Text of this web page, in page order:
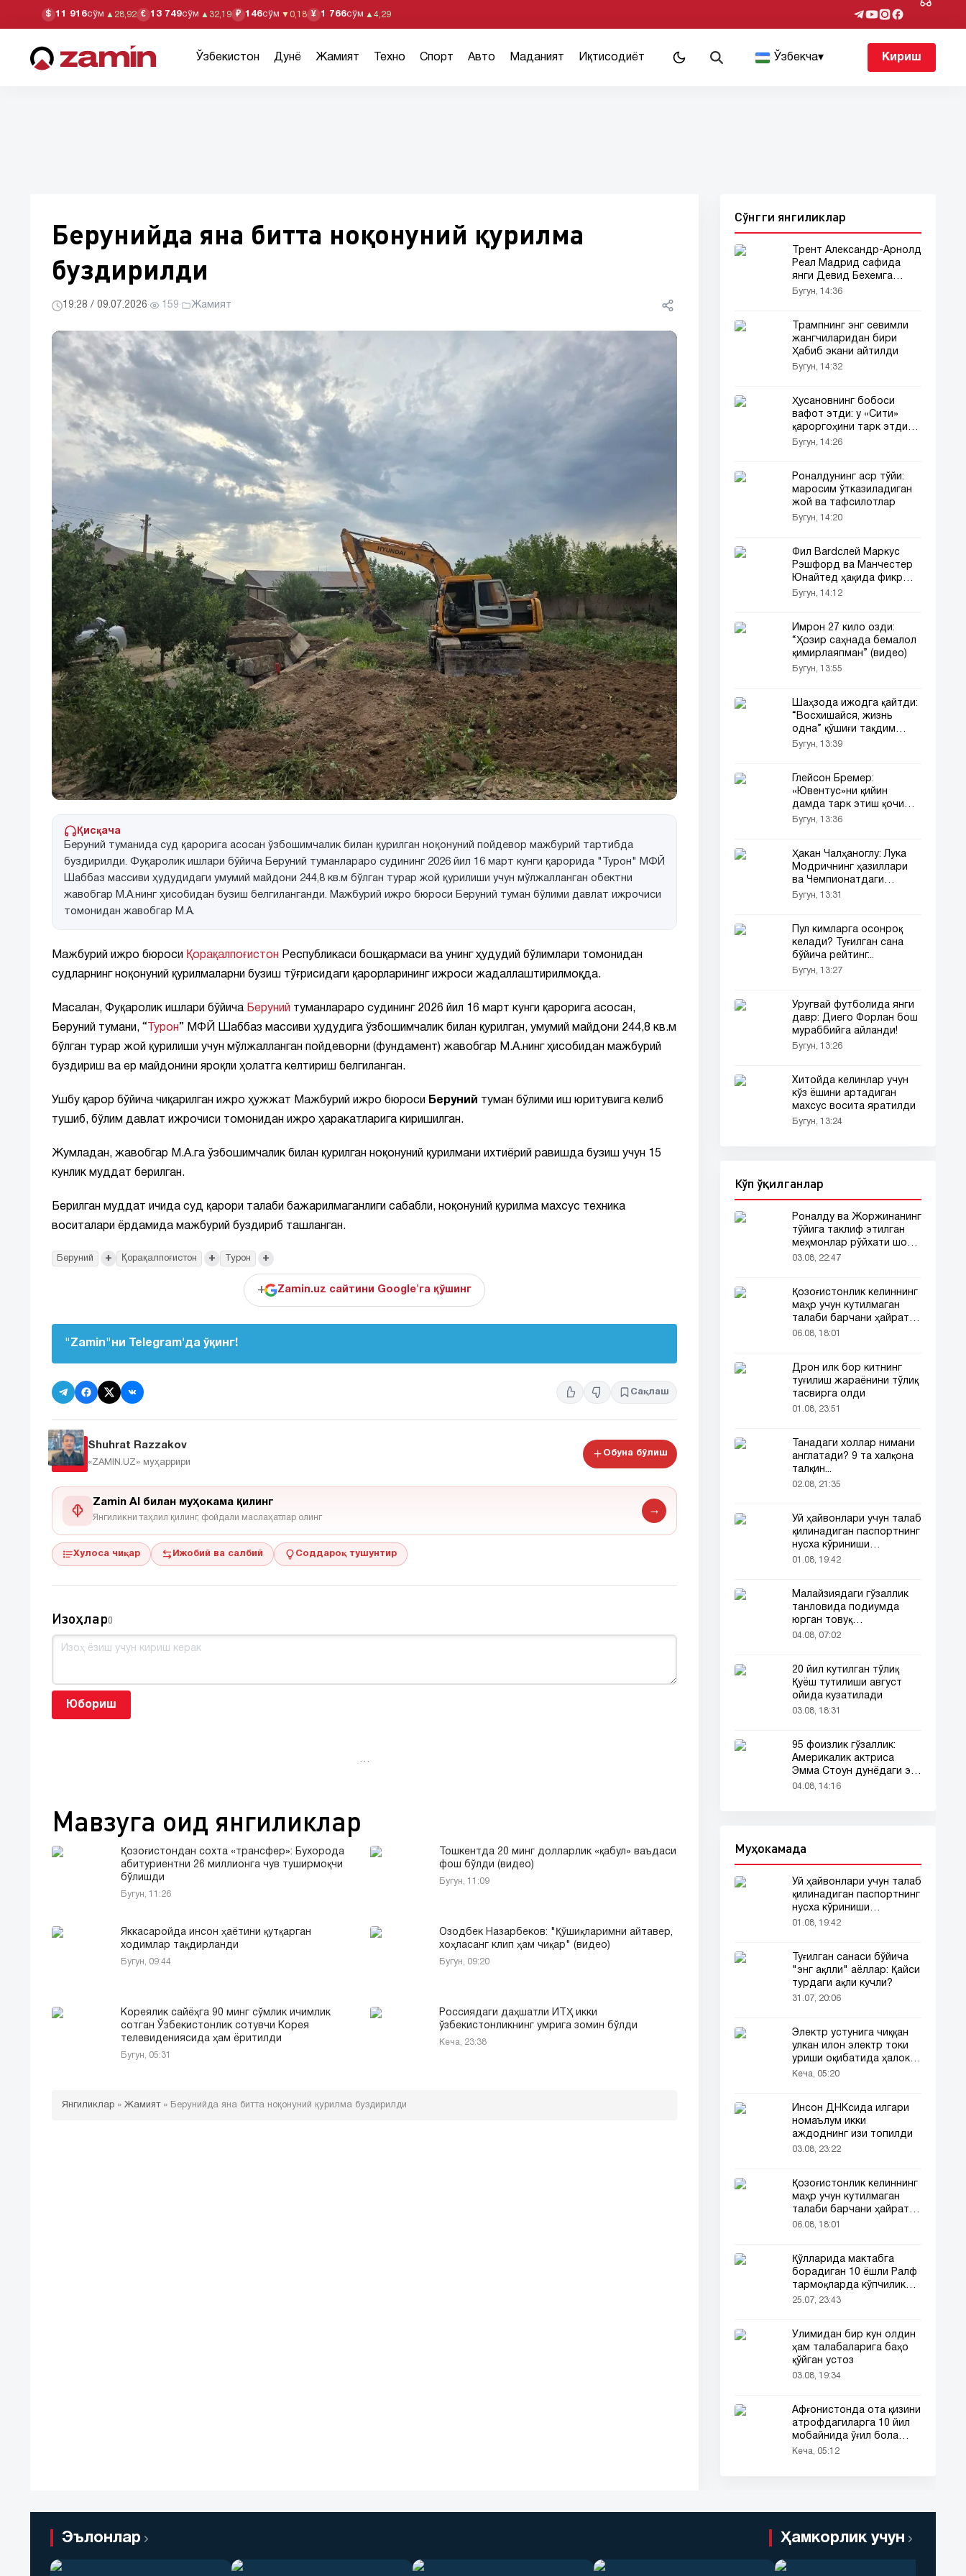
$ 11 916сўм ▲ 28,92 € 13 749сўм ▲ 32,19 ₽ 146сўм ▼ 0,18 ¥ 1 766сўм ▲ 4,29
Ўзбекистон Дунё Жамият Техно Спорт Авто Маданият Иқтисодиёт Ўзбекча▾ Кириш
Берунийда яна битта ноқонуний қурилма
буздирилди
19:28 / 09.07.2026· 159· Жамият
Қисқача
Беруний туманида суд қарорига асосан ўзбошимчалик билан қурилган ноқонуний пойдевор мажбурий тартибда
буздирилди. Фуқаролик ишлари бўйича Беруний туманлараро судининг 2026 йил 16 март кунги қарорида "Турон" МФЙ
Шаббаз массиви ҳудудидаги умумий майдони 244,8 кв.м бўлган турар жой қурилиши учун мўлжалланган обектни
жавобгар М.А.нинг ҳисобидан бузиш белгиланганди. Мажбурий ижро бюроси Беруний туман бўлими давлат ижрочиси
томонидан жавобгар М.А.
Мажбурий ижро бюроси Қорақалпоғистон Республикаси бошқармаси ва унинг ҳудудий бўлимлари томонидан
судларнинг ноқонуний қурилмаларни бузиш тўғрисидаги қарорларининг ижроси жадаллаштирилмоқда.
Масалан, Фуқаролик ишлари бўйича Беруний туманлараро судининг 2026 йил 16 март кунги қарорига асосан,
Беруний тумани, “ Турон” МФЙ Шаббаз массиви ҳудудига ўзбошимчалик билан қурилган, умумий майдони 244,8 кв.м
бўлган турар жой қурилиши учун мўлжалланган пойдеворни (фундамент) жавобгар М.А.нинг ҳисобидан мажбурий
буздириш ва ер майдонини яроқли ҳолатга келтириш белгиланган.
Ушбу қарор бўйича чиқарилган ижро ҳужжат Мажбурий ижро бюроси Беруний туман бўлими иш юритувига келиб
тушиб, бўлим давлат ижрочиси томонидан ижро ҳаракатларига киришилган.
Жумладан, жавобгар М.А.га ўзбошимчалик билан қурилган ноқонуний қурилмани ихтиёрий равишда бузиш учун 15
кунлик муддат берилган.
Берилган муддат ичида суд қарори талаби бажарилмаганлиги сабабли, ноқонуний қурилма махсус техника
воситалари ёрдамида мажбурий буздириб ташланган.
Беруний + Қорақалпоғистон + Турон +
+ Zamin.uz сайтини Google'га қўшинг
"Zamin"ни Telegram'да ўқинг!
Сақлаш
Shuhrat Razzakov
«ZAMIN.UZ» муҳаррири
Обуна бўлиш
Zamin AI билан муҳокама қилинг
Янгиликни таҳлил қилинг, фойдали маслаҳатлар олинг
→
Хулоса чиқар Ижобий ва салбий Соддароқ тушунтир
Изоҳлар0
Юбориш
Мавзуга оид янгиликлар
Қозоғистондан сохта «трансфер»: Бухорода
абитуриентни 26 миллионга чув туширмоқчи
бўлишди
Бугун, 11:26
Тошкентда 20 минг долларлик «қабул» ваъдаси
фош бўлди (видео)
Бугун, 11:09
Яккасаройда инсон ҳаётини қутқарган
ходимлар тақдирланди
Бугун, 09:44
Озодбек Назарбеков: "Қўшиқларимни айтавер,
хоҳласанг клип ҳам чиқар" (видео)
Бугун, 09:20
Кореялик сайёҳга 90 минг сўмлик ичимлик
сотган Ўзбекистонлик сотувчи Корея
телевидениясида ҳам ёритилди
Бугун, 05:31
Россиядаги даҳшатли ЙТҲ икки
ўзбекистонликнинг умрига зомин бўлди
Кеча, 23:38
Янгиликлар » Жамият» Берунийда яна битта ноқонуний қурилма буздирилди
Сўнгги янгиликлар
Трент Александр-Арнолд
Реал Мадрид сафида
янги Девид Бехемга
айланиши мумкин
Бугун, 14:36
Трампнинг энг севимли
жангчиларидан бири
Ҳабиб экани айтилди
Бугун, 14:32
Ҳусановнинг бобоси
вафот этди: у «Сити»
қароргоҳини тарк этди
(видео)
Бугун, 14:26
Роналдунинг аср тўйи:
маросим ўтказиладиган
жой ва тафсилотлар
Бугун, 14:20
Фил Bardслей Маркус
Рэшфорд ва Манчестер
Юнайтед ҳақида фикр
билдирди
Бугун, 14:12
Имрон 27 кило озди:
“Ҳозир саҳнада бемалол
қимирлаяпман” (видео)
Бугун, 13:55
Шаҳзода ижодга қайтди:
“Восхишайся, жизнь
одна” қўшиғи тақдим
этилди (аудио)
Бугун, 13:39
Глейсон Бремер:
«Ювентус»ни қийин
дамда тарк этиш қочиш
билан баробар»
Бугун, 13:36
Ҳакан Чалҳаноглу: Лука
Модричнинг ҳазиллари
ва Чемпионатдаги
режалар
Бугун, 13:31
Пул кимларга осонроқ
келади? Туғилган сана
бўйича рейтинг...
Бугун, 13:27
Уругвай футболида янги
давр: Диего Форлан бош
мураббийга айланди!
Бугун, 13:26
Хитойда келинлар учун
кўз ёшини артадиган
махсус восита яратилди
Бугун, 13:24
Кўп ўқилганлар
Роналду ва Жоржинанинг
тўйига таклиф этилган
меҳмонлар рўйхати шов-
шувда
03.08, 22:47
Қозоғистонлик келиннинг
маҳр учун кутилмаган
талаби барчани ҳайратга
солди
06.08, 18:01
Дрон илк бор китнинг
туғилиш жараёнини тўлиқ
тасвирга олди
01.08, 23:51
Танадаги холлар нимани
англатади? 9 та халқона
талқин...
02.08, 21:35
Уй ҳайвонлари учун талаб
қилинадиган паспортнинг
нусха кўриниши
тармоқларда тарқалди
01.08, 19:42
Малайзиядаги гўзаллик
танловида подиумда
юрган товуқ
томошабинлар
04.08, 07:02
20 йил кутилган тўлиқ
Қуёш тутилиши август
ойида кузатилади
03.08, 18:31
95 фоизлик гўзаллик:
Америкалик актриса
Эмма Стоун дунёдаги энг
гўзал аёл деб топилди!
04.08, 14:16
Муҳокамада
Уй ҳайвонлари учун талаб
қилинадиган паспортнинг
нусха кўриниши
тармоқларда тарқалди
01.08, 19:42
Туғилган санаси бўйича
"энг ақлли" аёллар: Қайси
турдаги ақли кучли?
31.07, 20:06
Электр устунига чиққан
улкан илон электр токи
уриши оқибатида ҳалок
бўлди
Кеча, 05:20
Инсон ДНКсида илгари
номаълум икки
аждоднинг изи топилди
03.08, 23:22
Қозоғистонлик келиннинг
маҳр учун кутилмаган
талаби барчани ҳайратга
солди
06.08, 18:01
Қўлларида мактабга
борадиган 10 ёшли Ралф
тармоқларда кўпчиликни
таъсирлантирди
25.07, 23:43
Ўлимидан бир кун олдин
ҳам талабаларига баҳо
қўйган устоз
03.08, 19:34
Афғонистонда ота қизини
атрофдагиларга 10 йил
мобайнида ўғил бола
сифатида таништирди
Кеча, 05:12
Эълонлар Ҳамкорлик учун